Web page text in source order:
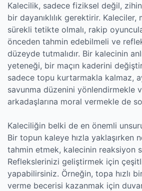
Kalecilik, sadece fiziksel değil,
bir dayanıklılık gerektirir. Kaleciler,
sürekli tetikte olmalı, rakip
önceden tahmin edebilmeli ve
düzeyde tutmalıdır. Bir kalecinin
yeteneği, bir maçın kaderini
sadece topu kurtarmakla kalmaz,
savunma düzenini yönlendirmekle
arkadaşlarına moral vermekle de
Kaleciliğin belki de en önemli
Bir topun kaleye hızla yaklaşırken
tahmin etmek, kalecinin reaksiyon
Reflekslerinizi geliştirmek için
yapabilirsiniz. Örneğin, topa hızlı
verme becerisi kazanmak için